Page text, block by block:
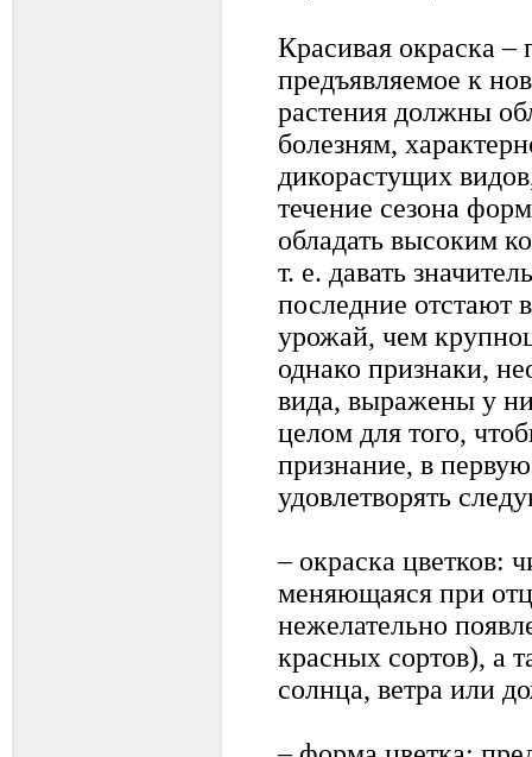
Красивая окраска –
предъявляемое к
растения должны
болезням,
дикорастущих
течение сезона
обладать высоким
т. е. давать
последние отстают
урожай, чем
однако признаки,
вида, выражены у
целом для того,
признание, в
удовлетворять
– окраска цветков:
меняющаяся при
нежелательно
красных сортов), а
солнца, ветра или